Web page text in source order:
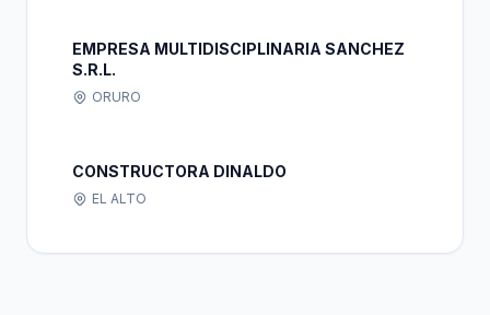
EMPRESA MULTIDISCIPLINARIA SANCHEZ
S.R.L.
ORURO
CONSTRUCTORA DINALDO
EL ALTO